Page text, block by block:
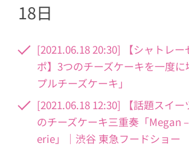
18日
[2021.06.18 20:30] 【シャトレー
ポ】3つのチーズケーキを一度に
プルチーズケーキ」
[2021.06.18 12:30] 【話題スイ
のチーズケーキ三重奏「Megan
erie」｜渋谷 東急フードショー